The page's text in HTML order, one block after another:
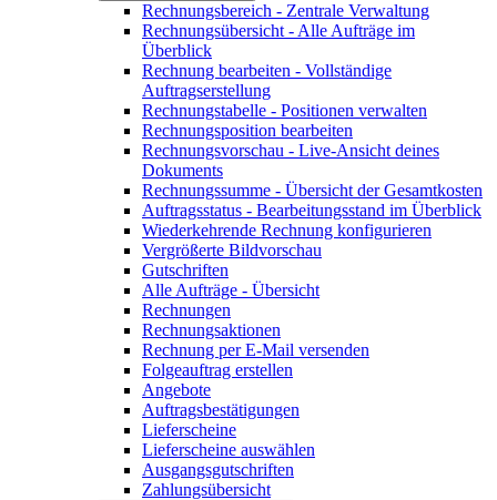
Rechnungsbereich - Zentrale Verwaltung
Rechnungsübersicht - Alle Aufträge im
Überblick
Rechnung bearbeiten - Vollständige
Auftragserstellung
Rechnungstabelle - Positionen verwalten
Rechnungsposition bearbeiten
Rechnungsvorschau - Live-Ansicht deines
Dokuments
Rechnungssumme - Übersicht der Gesamtkosten
Auftragsstatus - Bearbeitungsstand im Überblick
Wiederkehrende Rechnung konfigurieren
Vergrößerte Bildvorschau
Gutschriften
Alle Aufträge - Übersicht
Rechnungen
Rechnungsaktionen
Rechnung per E-Mail versenden
Folgeauftrag erstellen
Angebote
Auftragsbestätigungen
Lieferscheine
Lieferscheine auswählen
Ausgangsgutschriften
Zahlungsübersicht